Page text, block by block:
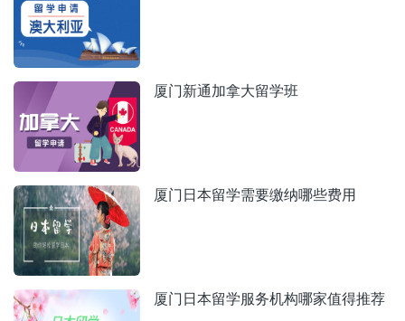
厦门新通加拿大留学班
厦门日本留学需要缴纳哪些费用
厦门日本留学服务机构哪家值得推荐